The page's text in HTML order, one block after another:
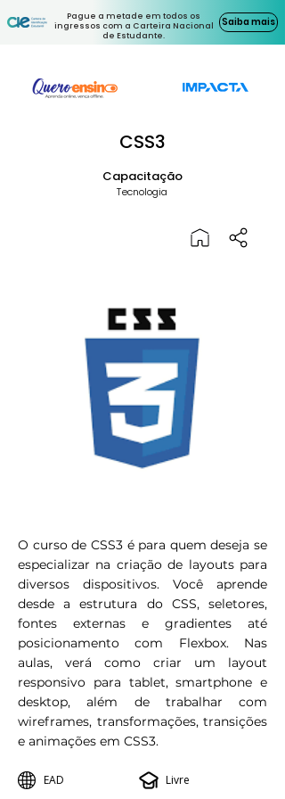
Pague a metade em todos os
ingressos com a Carteira Nacional
de Estudante.
Saiba mais
CSS3
Capacitação
Tecnologia
O curso de CSS3 é para quem deseja se
especializar na criação de layouts para
diversos dispositivos. Você aprende
desde a estrutura do CSS, seletores,
fontes externas e gradientes até
posicionamento com Flexbox. Nas
aulas, verá como criar um layout
responsivo para tablet, smartphone e
desktop, além de trabalhar com
wireframes, transformações, transições
e animações em CSS3.
EAD
Livre